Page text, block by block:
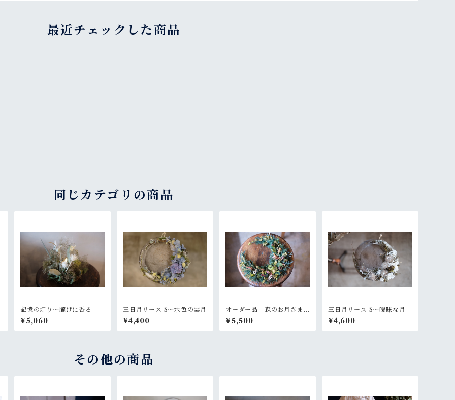
最近チェックした商品
同じカテゴリの商品
記憶の灯り〜朧げに香る
¥5,060
三日月リース S〜水色の雲月
¥4,400
オーダー品 森のお月さま
リース
¥5,500
三日月リース S〜曖昧な月
¥4,600
その他の商品